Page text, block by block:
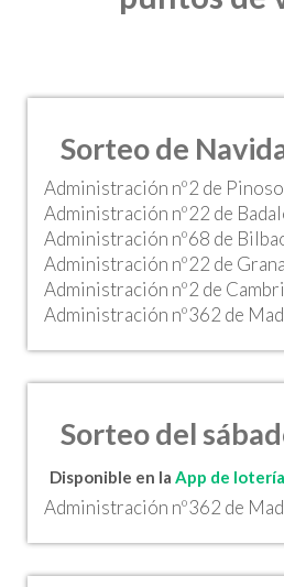
Sorteo de
Administración nº2 de
Administración nº22 de
Administración nº68 de
Administración nº22 de
Administración nº2 de
Administración nº362 de
Sorteo del
Disponible en la App de
Administración nº362 de